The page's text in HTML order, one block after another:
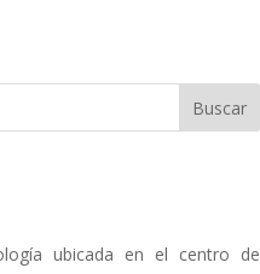
ubicada en el centro de